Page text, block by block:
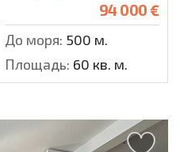
94 000 €
До моря: 500 м.
Площадь: 60 кв. м.